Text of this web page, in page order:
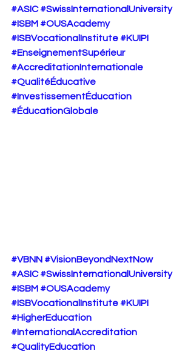
#ASIC #SwissInternationalUniversity
#ISBM #OUSAcademy
#ISBVocationalInstitute #KUIPI
#EnseignementSupérieur
#AccreditationInternationale
#QualitéÉducative
#InvestissementÉducation
#ÉducationGlobale
#VBNN #VisionBeyondNextNow
#ASIC #SwissInternationalUniversity
#ISBM #OUSAcademy
#ISBVocationalInstitute #KUIPI
#HigherEducation
#InternationalAccreditation
#QualityEducation